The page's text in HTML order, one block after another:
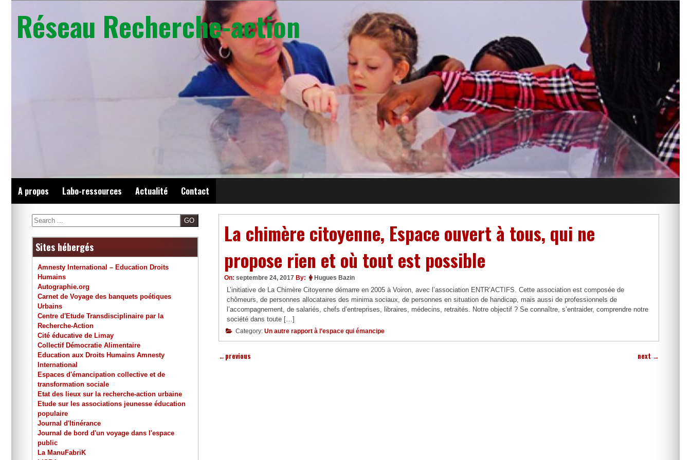
content
Réseau Recherche-action
A propos Labo-ressources Actualité Contact
La chimère citoyenne, Espace ouvert à tous, qui ne
propose rien et où tout est possible
On: septembre 24, 2017 By: Hugues Bazin
L’initiative de La Chimère Citoyenne démarre en 2005 à Voiron, avec l’association ENTR’ACTIFS. Cette association est composée de
chômeurs, de personnes allocataires des minima sociaux, de personnes en situation de handicap, mais aussi de professionnels de
l’accompagnement, de salariés, chefs d’entreprises, libraires, médecins, retraités. Notre objectif ? Se connaître, s’entraider, comprendre notre
société dans toute […]
Category: Un autre rapport à l’espace qui émancipe
←previous next →
Search
Sites hébergés
Amnesty International – Education Droits
Humains
Autographie.org
Carnet de Voyage des banquets poétiques
Urbains
Centre d'Etude Transdisciplinaire par la
Recherche-Action
Cité éducative de Limay
Collectif Démocratie Alimentaire
Education aux Droits Humains Amnesty
International
Espaces d'émancipation collective et de
transformation sociale
Etat des lieux sur la recherche-action urbaine
Etude sur les associations jeunesse éducation
populaire
Journal d'Itinérance
Journal de bord d'un voyage dans l'espace
public
La ManuFabriK